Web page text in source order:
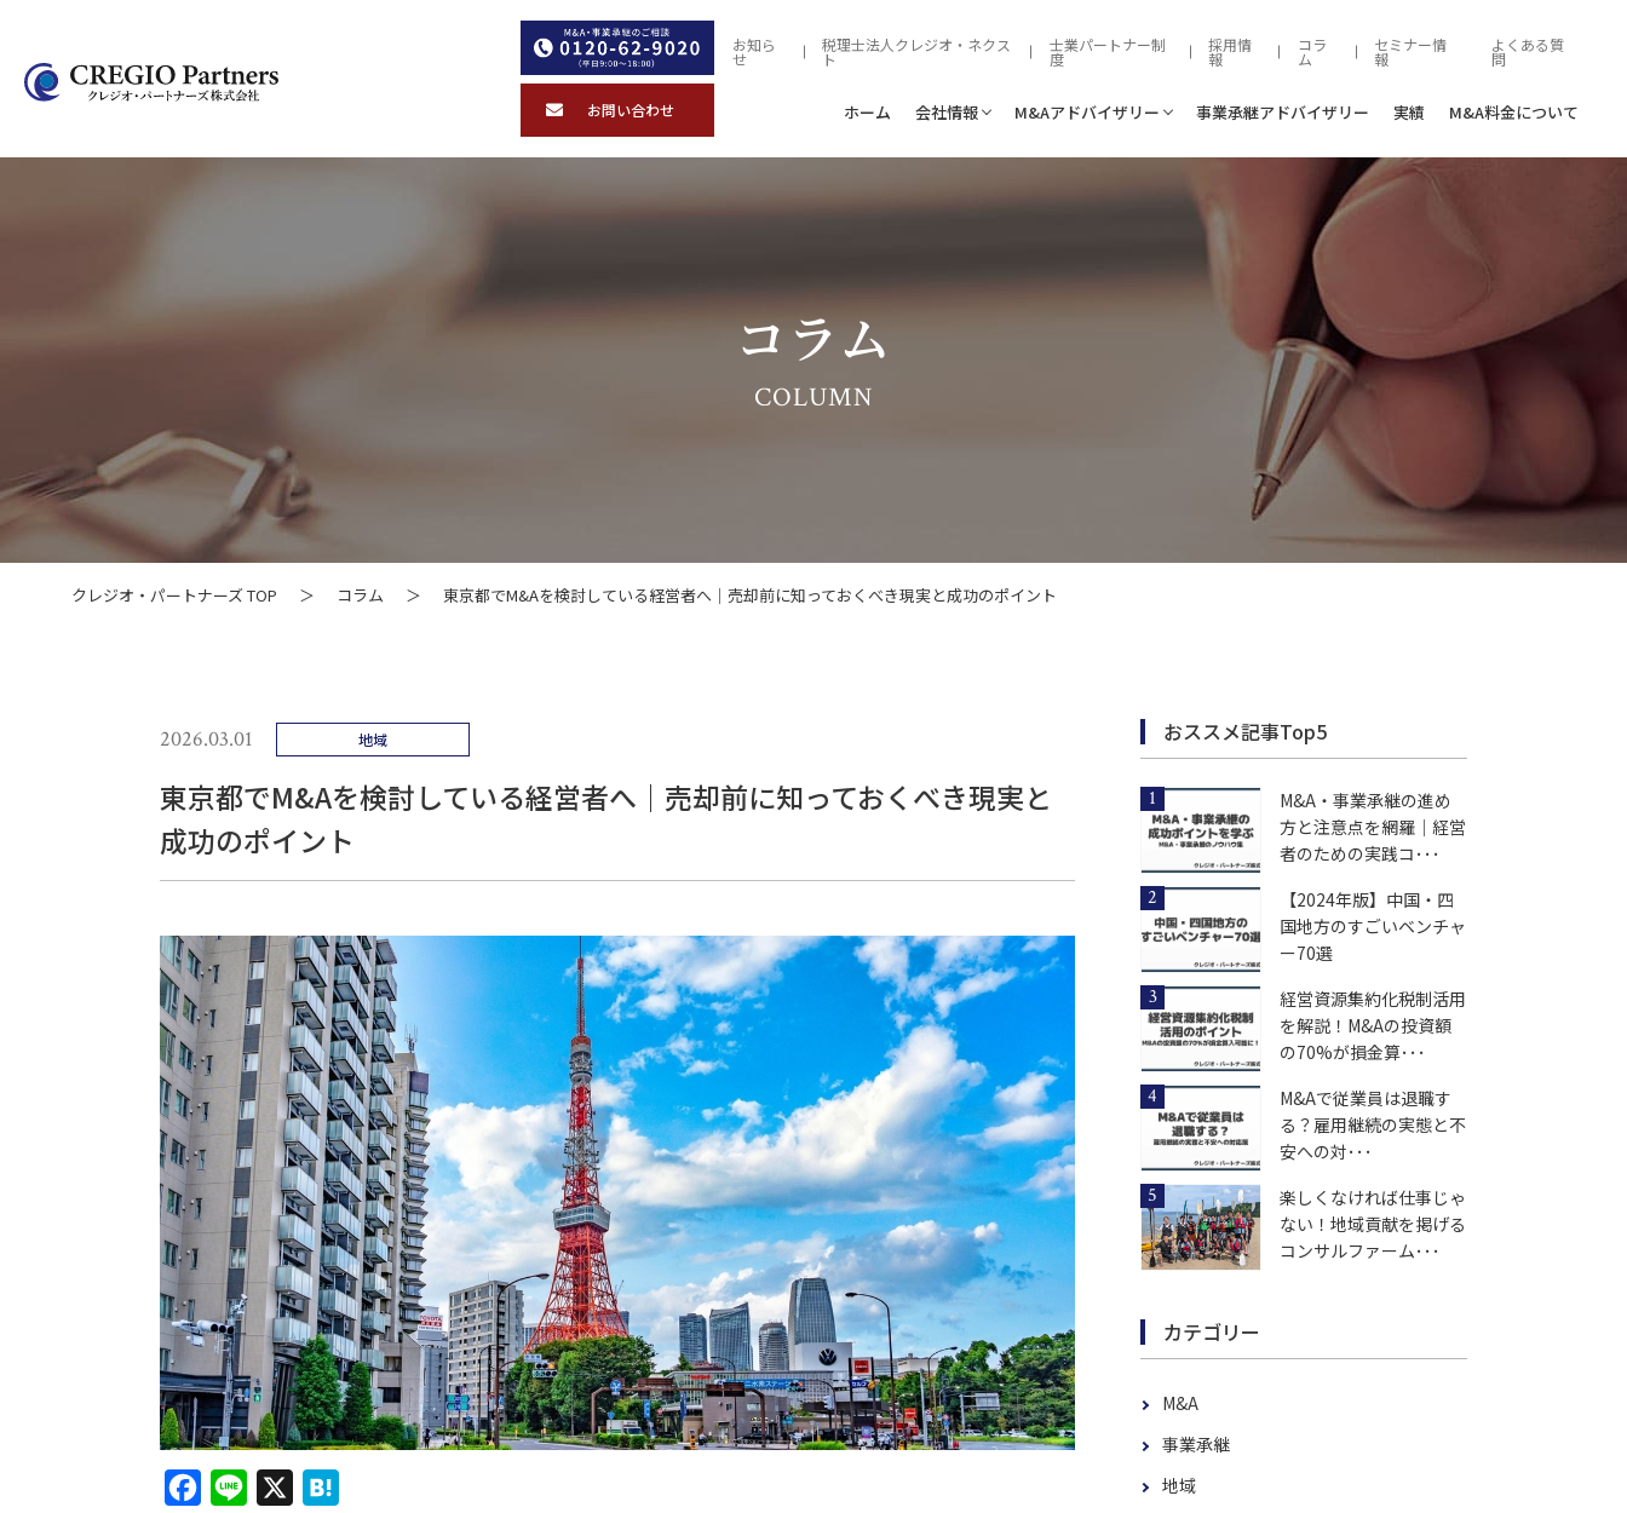
お問い合わせ
お知ら
せ
税理士法人クレジオ・ネクス
ト
士業パートナー制
度
採用情
報
コラ
ム
セミナー情
報
よくある質
問
ホーム 会社情報 M&Aアドバイザリー 事業承継アドバイザリー 実績 M&A料金について
コラム
COLUMN
クレジオ・パートナーズ TOP ＞ コラム ＞ 東京都でM&Aを検討している経営者へ｜売却前に知っておくべき現実と成功のポイント
2026.03.01 地域
東京都でM&Aを検討している経営者へ｜売却前に知っておくべき現実と
成功のポイント
おススメ記事Top5
M&A・事業承継の進め
方と注意点を網羅｜経営
者のための実践コ･･･
【2024年版】中国・四
国地方のすごいベンチャ
ー70選
経営資源集約化税制活用
を解説！M&Aの投資額
の70%が損金算･･･
M&Aで従業員は退職す
る？雇用継続の実態と不
安への対･･･
楽しくなければ仕事じゃ
ない！地域貢献を掲げる
コンサルファーム･･･
カテゴリー
M&A
事業承継
地域